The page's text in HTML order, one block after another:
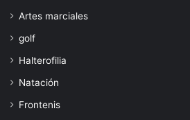
Artes marciales
golf
Halterofilia
Natación
Frontenis